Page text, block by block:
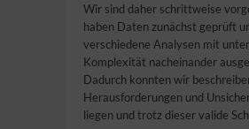
Wir sind daher schrittweise
haben Daten zunächst geprüft
verschiedene Analysen mit
Komplexität nacheinander
Dadurch konnten wir
Herausforderungen und
liegen und trotz dieser valide